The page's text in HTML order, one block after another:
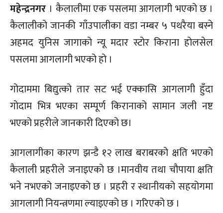
महेन्द्रनगर । कैलालीमा एक पसलमा आगलागी भएको छ ।
कैलालीको जानकी गाँउपालीका वडा नम्बर ५ पथरैया बस्ने
अहमद युनिस जागाको न्यू मदार स्टोर किराना होलसेल
पसलमा आगलागी भएको हो ।
गोदाममा बिद्युत्को तार सट भई एक्कासि आगलागी हुँदा
गोदाम भित्र भएका सम्पूर्ण किरानाको सामान जली नष्ट
भएको प्रहरीले जानकारी दिएको छ।
आगलागीका कारण झन्डै १२ लाख बराबरको क्षति भएको
कैलाली प्रहरीले जनाइएको छ ।मानवीय तथा चौपाया क्षति
भने नभएको जनाइएको छ । प्रहरी र स्थानीयको सहयोगमा
आगलागी नियन्त्रणमा ल्याइएको छ । गरिएको छ ।